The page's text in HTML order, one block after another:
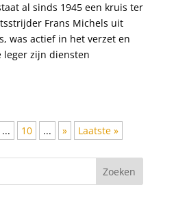
al sinds 1945 een kruis ter
Frans Michels uit
was actief in het verzet en
leger zijn diensten
... 10 ... » Laatste »